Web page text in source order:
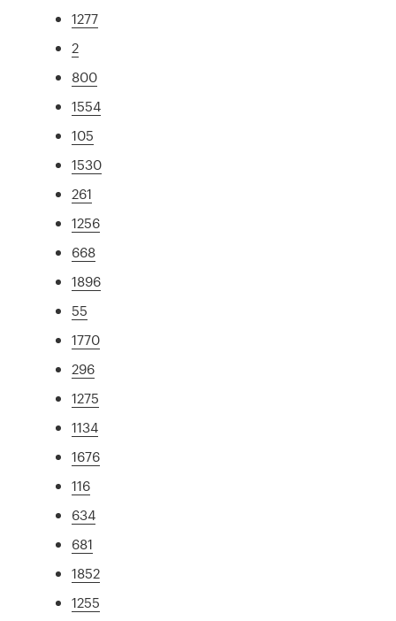
1277
2
800
1554
105
1530
261
1256
668
1896
55
1770
296
1275
1134
1676
116
634
681
1852
1255